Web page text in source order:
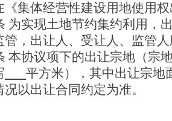
集体经营性建设用地使用权
为实现土地节约集约利用，
，出让人、受让人、监管人
本协议项下的出让宗地（宗
平方米），其中出让宗地
况以出让合同约定为准。